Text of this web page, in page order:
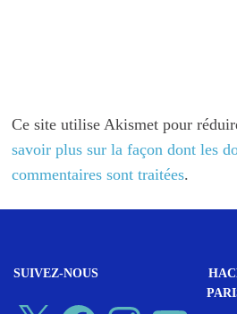
Ce site utilise Akismet pour
savoir plus sur la façon dont les
commentaires sont traitées.
SUIVEZ-NOUS
X Facebook Instagram